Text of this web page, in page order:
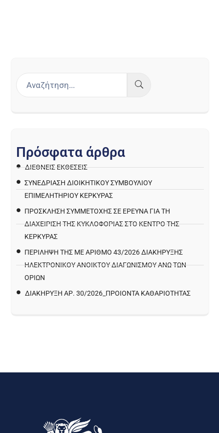
Πρόσφατα άρθρα
ΔΙΕΘΝΕΙΣ ΕΚΘΕΣΕΙΣ
ΣΥΝΕΔΡΙΑΣΗ ΔΙΟΙΚΗΤΙΚΟΥ ΣΥΜΒΟΥΛΙΟΥ
ΕΠΙΜΕΛΗΤΗΡΙΟΥ ΚΕΡΚΥΡΑΣ
ΠΡΌΣΚΛΗΣΗ ΣΥΜΜΕΤΟΧΉΣ ΣΕ ΈΡΕΥΝΑ ΓΙΑ ΤΗ
ΔΙΑΧΕΊΡΙΣΗ ΤΗΣ ΚΥΚΛΟΦΟΡΊΑΣ ΣΤΟ ΚΈΝΤΡΟ ΤΗΣ
ΚΈΡΚΥΡΑΣ
ΠΕΡΙΛΗΨΗ ΤΗΣ ΜΕ ΑΡΙΘΜΟ 43/2026 ΔΙΑΚΗΡΥΞΗΣ
ΗΛΕΚΤΡΟΝΙΚΟΥ ΑΝΟΙΚΤΟΥ ΔΙΑΓΩΝΙΣΜΟΥ ΑΝΩ ΤΩΝ
ΟΡΙΩΝ
ΔΙΑΚΉΡΥΞΗ ΑΡ. 30/2026_ΠΡΟΙΌΝΤΑ ΚΑΘΑΡΙΌΤΗΤΑΣ